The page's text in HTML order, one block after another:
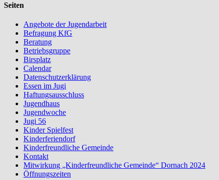
Seiten
Angebote der Jugendarbeit
Befragung KfG
Beratung
Betriebsgruppe
Birsplatz
Calendar
Datenschutzerklärung
Essen im Jugi
Haftungsausschluss
Jugendhaus
Jugendwoche
Jugi 56
Kinder Spielfest
Kinderferiendorf
Kinderfreundliche Gemeinde
Kontakt
Mitwirkung „Kinderfreundliche Gemeinde“ Dornach 2024
Öffnungszeiten